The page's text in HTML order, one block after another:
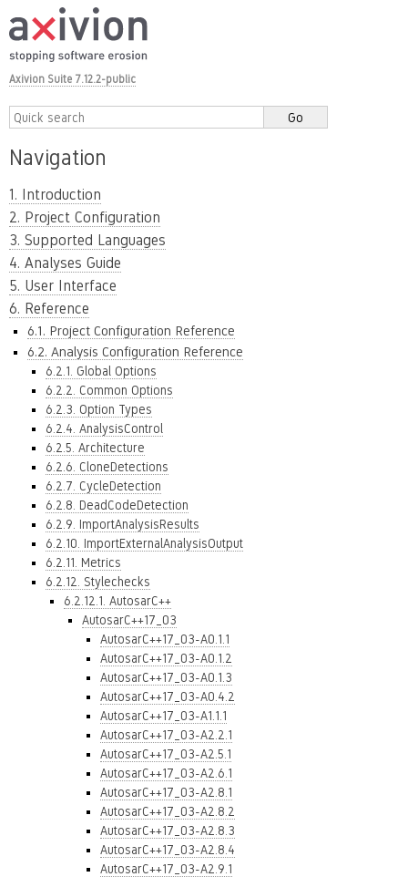
Axivion Suite 7.12.2-public
Navigation
1. Introduction
2. Project Configuration
3. Supported Languages
4. Analyses Guide
5. User Interface
6. Reference
6.1. Project Configuration Reference
6.2. Analysis Configuration Reference
6.2.1. Global Options
6.2.2. Common Options
6.2.3. Option Types
6.2.4. AnalysisControl
6.2.5. Architecture
6.2.6. CloneDetections
6.2.7. CycleDetection
6.2.8. DeadCodeDetection
6.2.9. ImportAnalysisResults
6.2.10. ImportExternalAnalysisOutput
6.2.11. Metrics
6.2.12. Stylechecks
6.2.12.1. AutosarC++
AutosarC++17_03
AutosarC++17_03-A0.1.1
AutosarC++17_03-A0.1.2
AutosarC++17_03-A0.1.3
AutosarC++17_03-A0.4.2
AutosarC++17_03-A1.1.1
AutosarC++17_03-A2.2.1
AutosarC++17_03-A2.5.1
AutosarC++17_03-A2.6.1
AutosarC++17_03-A2.8.1
AutosarC++17_03-A2.8.2
AutosarC++17_03-A2.8.3
AutosarC++17_03-A2.8.4
AutosarC++17_03-A2.9.1